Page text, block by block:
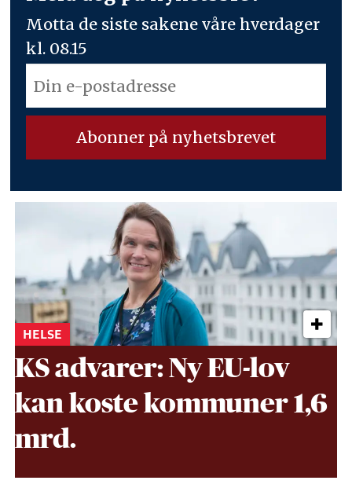
Motta de siste sakene våre hverdager
kl. 08.15
HELSE
KS advarer: Ny EU-lov
kan koste kommuner 1,6
mrd.